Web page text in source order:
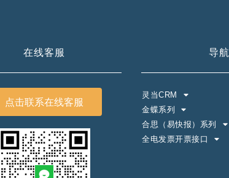
在线客服
点击联系在线客服
导航
灵当CRM
金蝶系列
合思（易快报）系列
全电发票开票接口